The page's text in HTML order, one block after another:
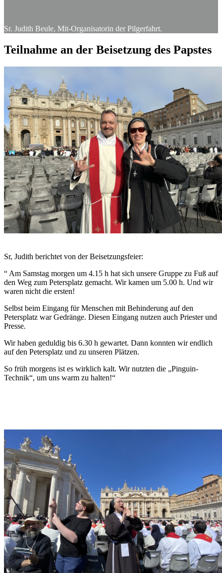
Sr. Judith Beule, Mit-Organisatorin der Pilgerfahrt.
Teilnahme an der Beisetzung des Papstes
Sr, Judith berichtet von der Beisetzungsfeier:
“ Am Samstag morgen um 4.15 h hat sich unsere Gruppe zu Fuß auf
den Weg zum Petersplatz gemacht. Wir kamen um 5.00 h. Und wir
waren nicht die ersten!
Selbst beim Eingang für Menschen mit Behinderung auf den
Petersplatz war Gedränge. Diesen Eingang nutzen auch Priester und
Presse.
Wir haben geduldig bis 6.30 h gewartet. Dann konnten wir endlich
auf den Petersplatz und zu unseren Plätzen.
So früh morgens ist es wirklich kalt. Wir nutzten die „Pinguin-
Technik“, um uns warm zu halten!“